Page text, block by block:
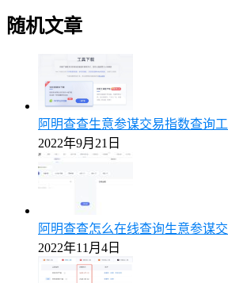
随机文章
阿明查查生意参谋交易指数查询工
2022年9月21日
阿明查查怎么在线查询生意参谋交
2022年11月4日